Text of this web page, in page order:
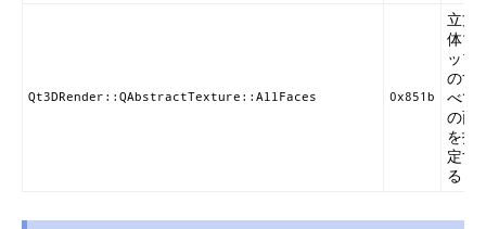
Qt3DRender::QAbstractTexture::AllFaces 0x851b
立方
体マ
ップ
のす
べて
の面
を指
定す
る